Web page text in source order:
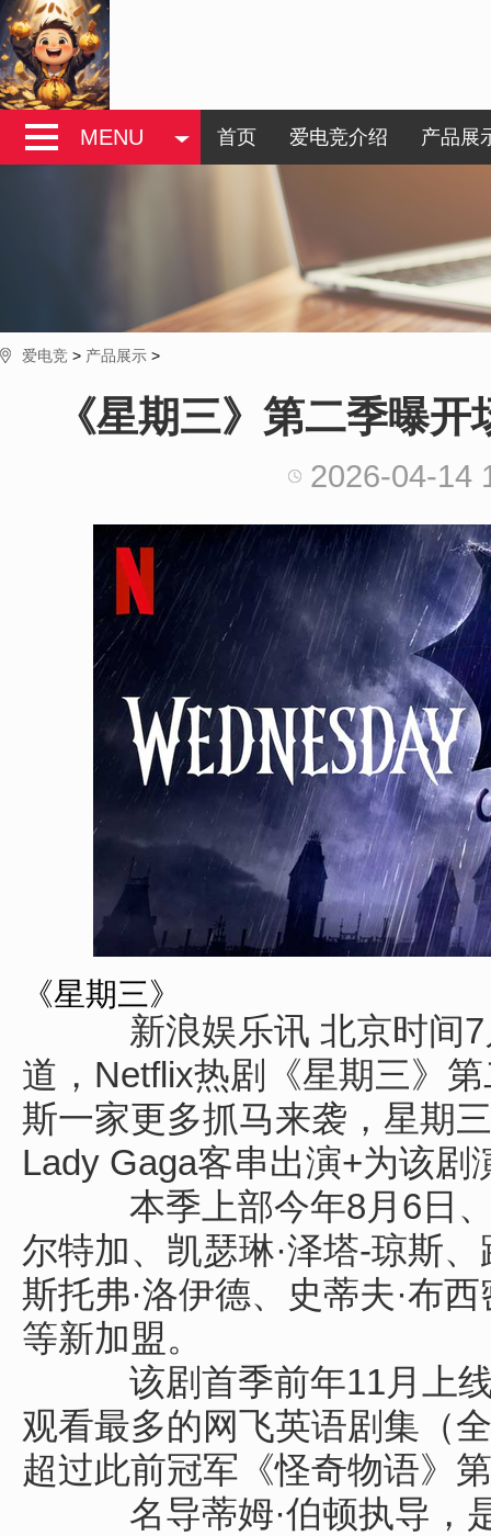
MENU 首页 爱电竞介绍 产品展
爱电竞 > 产品展示 >
《星期三》第二季曝
2026-04-14
《星期三》
新浪娱乐讯 北京时间7
道，Netflix热剧《星期三》
斯一家更多抓马来袭，星期
Lady Gaga客串出演+为该剧
本季上部今年8月6日、
尔特加、凯瑟琳·泽塔-琼斯
斯托弗·洛伊德、史蒂夫·布
等新加盟。
该剧首季前年11月上线
观看最多的网飞英语剧集（
超过此前冠军《怪奇物语》
名导蒂姆·伯顿执导，